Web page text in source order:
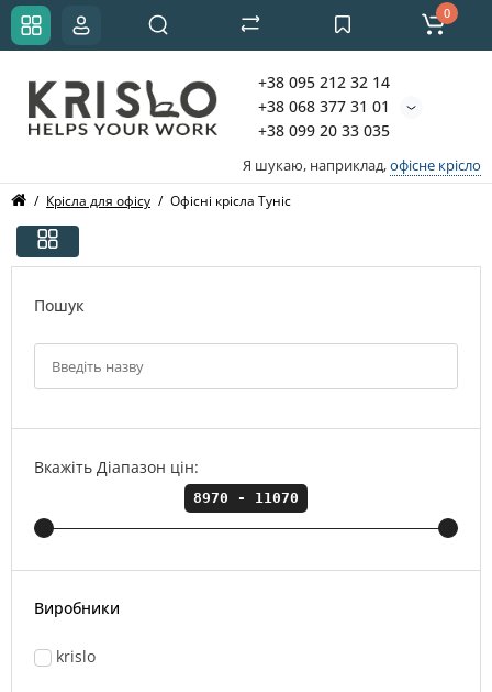
+38 095 212 32 14
+38 068 377 31 01
+38 099 20 33 035
Я шукаю, наприклад,офісне крісло
0
Крісла для офісу Офісні крісла Туніс
Пошук
Вкажіть Діапазон цін:
Виробники
krislo